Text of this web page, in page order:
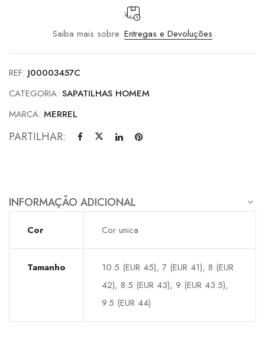
Saiba mais sobre Entregas e Devoluções
REF: J00003457C
CATEGORIA: SAPATILHAS HOMEM
MARCA: MERREL
PARTILHAR:
INFORMAÇÃO ADICIONAL
Cor Cor unica
Tamanho
10.5 (EUR 45), 7 (EUR 41), 8 (EUR
42), 8.5 (EUR 43), 9 (EUR 43.5),
9.5 (EUR 44)